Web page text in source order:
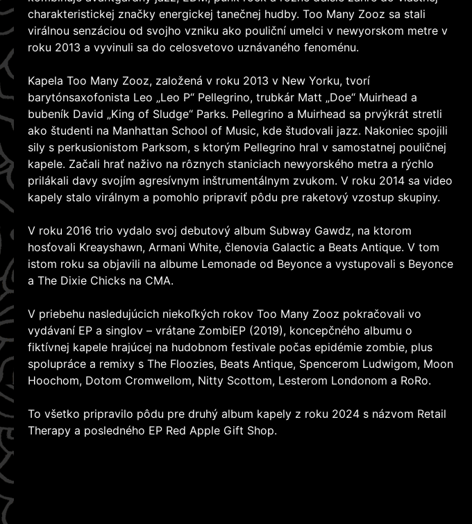
charakteristickej značky energickej tanečnej hudby. Too Many Zooz sa stali
virálnou senzáciou od svojho vzniku ako pouliční umelci v newyorskom metre v
roku 2013 a vyvinuli sa do celosvetovo uznávaného fenoménu.
Kapela Too Many Zooz, založená v roku 2013 v New Yorku, tvorí
barytónsaxofonista Leo „Leo P“ Pellegrino, trubkár Matt „Doe“ Muirhead a
bubeník David „King of Sludge“ Parks. Pellegrino a Muirhead sa prvýkrát stretli
ako študenti na Manhattan School of Music, kde študovali jazz. Nakoniec spojili
sily s perkusionistom Parksom, s ktorým Pellegrino hral v samostatnej pouličnej
kapele. Začali hrať naživo na rôznych staniciach newyorského metra a rýchlo
prilákali davy svojím agresívnym inštrumentálnym zvukom. V roku 2014 sa video
kapely stalo virálnym a pomohlo pripraviť pôdu pre raketový vzostup skupiny.
V roku 2016 trio vydalo svoj debutový album Subway Gawdz, na ktorom
hosťovali Kreayshawn, Armani White, členovia Galactic a Beats Antique. V tom
istom roku sa objavili na albume Lemonade od Beyonce a vystupovali s Beyonce
a The Dixie Chicks na CMA.
V priebehu nasledujúcich niekoľkých rokov Too Many Zooz pokračovali vo
vydávaní EP a singlov – vrátane ZombiEP (2019), koncepčného albumu o
fiktívnej kapele hrajúcej na hudobnom festivale počas epidémie zombie, plus
spolupráce a remixy s The Floozies, Beats Antique, Spencerom Ludwigom, Moon
Hoochom, Dotom Cromwellom, Nitty Scottom, Lesterom Londonom a RoRo.
To všetko pripravilo pôdu pre druhý album kapely z roku 2024 s názvom Retail
Therapy a posledného EP Red Apple Gift Shop.